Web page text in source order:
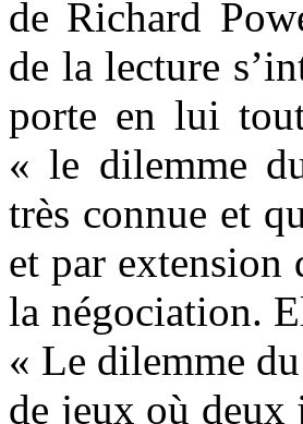
de Richard
de la lecture
porte en lui
« le dilemme
très connue et
et par extension
la négociation.
« Le dilemme
de jeux où deux